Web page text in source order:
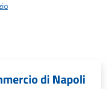
di Napoli